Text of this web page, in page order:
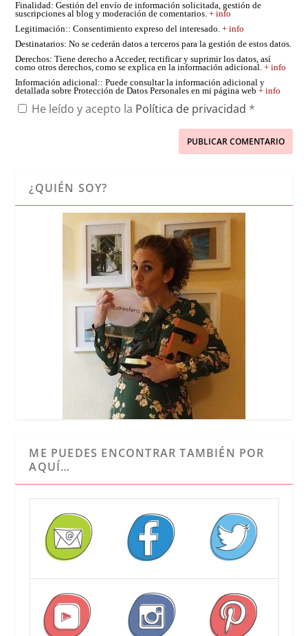
Finalidad: Gestión del envío de información solicitada, gestión de
suscripciones al blog y moderación de comentarios.+ info
Legitimación:: Consentimiento expreso del interesado.+ info
Destinatarios: No se cederán datos a terceros para la gestión de estos datos.
Derechos: Tiene derecho a Acceder, rectificar y suprimir los datos, así
como otros derechos, como se explica en la información adicional.+ info
Información adicional:: Puede consultar la información adicional y
detallada sobre Protección de Datos Personales en mi página web+ info
He leído y acepto la Política de privacidad *
¿QUIÉN SOY?
ME PUEDES ENCONTRAR TAMBIÉN POR
AQUÍ…